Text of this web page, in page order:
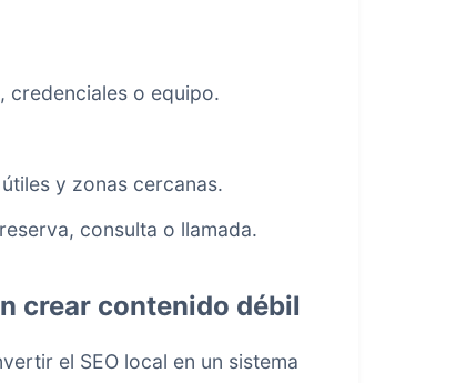
credenciales o equipo.
y zonas cercanas.
consulta o llamada.
crear contenido débil
el SEO local en un sistema